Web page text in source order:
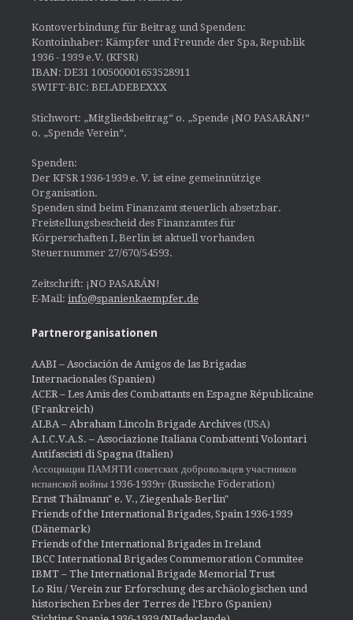
Kontoverbindung für Beitrag und Spenden:
Kontoinhaber: Kämpfer und Freunde der Spa, Republik
1936 - 1939 e.V. (KFSR)
IBAN: DE31 100500001653528911
SWIFT-BIC: BELADEBEXXX
Stichwort: „Mitgliedsbeitrag“ o. „Spende ¡NO PASARÁN!“
o. „Spende Verein“.
Spenden:
Der KFSR 1936-1939 e. V. ist eine gemeinnützige
Organisation.
Spenden sind beim Finanzamt steuerlich absetzbar.
Freistellungsbescheid des Finanzamtes für
Körperschaften I, Berlin ist aktuell vorhanden
Steuernummer 27/670/54593.
Zeitschrift: ¡NO PASARÁN!
E-Mail: info@spanienkaempfer.de
Partnerorganisationen
AABI – Asociación de Amigos de las Brigadas
Internacionales (Spanien)
ACER – Les Amis des Combattants en Espagne Républicaine
(Frankreich)
ALBA – Abraham Lincoln Brigade Archives (USA)
A.I.C.V.A.S. – Associazione Italiana Combattenti Volontari
Antifascisti di Spagna (Italien)
Ассоциация ПАМЯТИ советских добровольцев участников
испанской войны 1936-1939гг (Russische Föderation)
Ernst Thälmann" e. V., Ziegenhals-Berlin"
Friends of the International Brigades, Spain 1936-1939
(Dänemark)
Friends of the International Brigades in Ireland
IBCC International Brigades Commemoration Commitee
IBMT – The International Brigade Memorial Trust
Lo Riu / Verein zur Erforschung des archäologischen und
historischen Erbes der Terres de l'Ebro (Spanien)